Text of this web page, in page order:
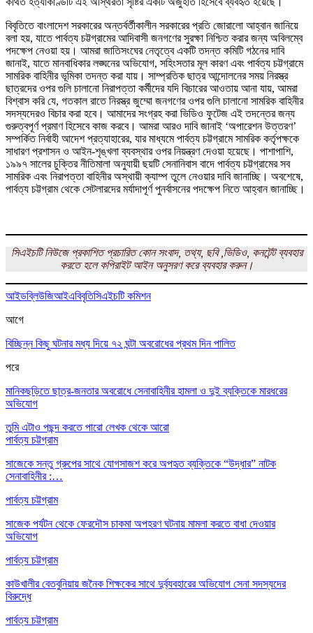
বিবৃতিতে বাংলাদেশ সরকারের অন্তর্বর্তীকালীন সরকারের প্রতি জোরালো আহ্বান জানিয়ে
বলা হয়, যাতে পার্বত্য চট্টগ্রামের আদিবাসী জনগণের সুরক্ষা নিশ্চিত করার জন্য অবিলম্বে
পদক্ষেপ নেওয়া হয়। আমরা জাতিসংঘের নেতৃত্বে একটি তদন্ত কমিটি গঠনের দাবি
জানাই, যাতে মানবাধিকার লঙ্ঘনের অভিযোগ, সহিংসতার মূল কারণ এবং পার্বত্য চট্টগ্রামে
সামরিক বাহিনীর ভূমিকা তদন্ত করা যায়। সাম্প্রতিক ছাত্র আন্দোলনের সময় নিরস্ত্র
ছাত্রদের ওপর গুলি চালানো নিরাপত্তা কর্মীদের যদি বিচারের আওতায় আনা যায়, আমরা
বিশ্বাস করি যে, গতকাল রাতে নিরস্ত্র জুম্মো জনগণের ওপর গুলি চালানো সামরিক বাহিনীর
সদস্যদেরও বিচার করা হবে। আমাদের সংগ্রহ করা ভিডিও ফুটেজ এই তদন্তের জন্য
গুরুত্বপূর্ণ প্রমাণ হিসেবে কাজ করবে। আমরা আরও দাবি জানাই ‘অপারেশন উত্তরণ’
সম্পর্কিত নির্বাহী আদেশ প্রত্যাহারের, যার মাধ্যমে পার্বত্য চট্টগ্রামে সামরিক কর্তৃপক্ষকে
সাধারণ প্রশাসন ও আইন-শৃঙ্খলা ব্যবস্থার ওপর নিয়ন্ত্রণ দেওয়া হয়েছে। পাশাপাশি,
১৯৯৭ সালের চুক্তির নীতিমালা অনুযায়ী ছয়টি সেনানিবাস বাদে পার্বত্য চট্টগ্রামের সব
সামরিক এবং নিরাপত্তা বাহিনীর অস্থায়ী ক্যাম্প তুলে নেওয়ার দাবি জানাচ্ছি। অবশেষে,
পার্বত্য চট্টগ্রাম থেকে সেটলারদের মর্যাদাপূর্ণ পুনর্বাসনের পদক্ষেপ নিতে আহ্বান জানাচ্ছি।
সিএইচটি নিউজে প্রকাশিত প্রচারিত কোন সংবাদ, তথ্য, ছবি ,ভিডিও, কনটেন্ট ব্যবহার
করতে হলে কপিরাইট আইন অনুসরণ করে ব্যবহার করুন।
আইডব্লিউজিআইএবিবৃতিসিএইচটি কমিশন
আগে
বিচ্ছিন্ন কিছু ঘটনার মধ্য দিয়ে ৭২ ঘন্টা অবরোধের প্রথম দিন পালিত
পরে
মানিকছড়িতে ছাত্র-জনতার অবরোধে সেনাবাহিনীর হামলা ও দুই ব্যক্তিকে মারধরের
অভিযোগ
তুমি এটাও পছন্দ করতে পারো লেখক থেকে আরো
পার্বত্য চট্টগ্রাম
সাজেকে সন্তু গ্রুপের সাথে যোগসাজশ করে অপহৃত ব্যক্তিকে “উদ্ধার” নাটক
সেনাবাহিনীর :…
পার্বত্য চট্টগ্রাম
সাজেক পর্যটন থেকে ফেরদৌস চাকমা অপহরণ ঘটনায় মামলা করতে বাধা দেওয়ার
অভিযোগ
পার্বত্য চট্টগ্রাম
কাউখালীর বেতবুনিয়ায় জনৈক শিক্ষকের সাথে দুর্ব্যবহারের অভিযোগ সেনা সদস্যদের
বিরুদ্ধে
পার্বত্য চট্টগ্রাম